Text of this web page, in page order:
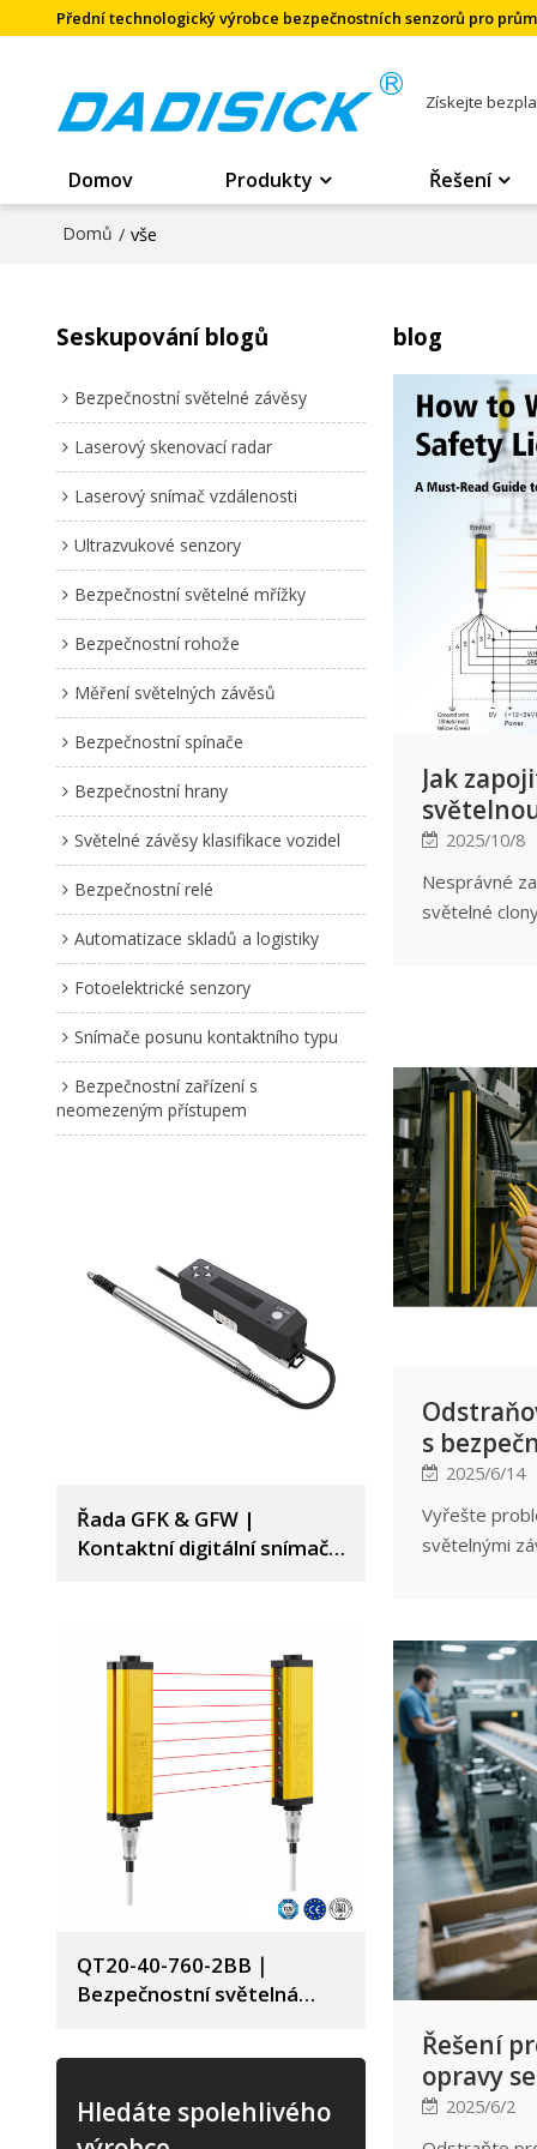
Přední technologický výrobce bezpečnostních senzorů pro
Získejte
Domov Produkty Řešení
Domů / vše
Seskupování blogů
Bezpečnostní světelné závěsy
Laserový skenovací radar
Laserový snímač vzdálenosti
Ultrazvukové senzory
Bezpečnostní světelné mřížky
Bezpečnostní rohože
Měření světelných závěsů
Bezpečnostní spínače
Bezpečnostní hrany
Světelné závěsy klasifikace vozidel
Bezpečnostní relé
Automatizace skladů a logistiky
Fotoelektrické senzory
Snímače posunu kontaktního typu
Bezpečnostní zařízení s
neomezeným přístupem
Řada GFK & GFW |
Kontaktní digitální snímač
QT20-40-760-2BB｜
Bezpečnostní světelná
Hledáte spolehlivého
blog
Jak
NPN/
2025/10/8
Nesprávné
světelné
přijímače,
výstupu NPN
otevřené a
obvody,
zapojením a
použití –
komplexní
s
Běžné
řešení
2025/6/14
Vyřešte
světelnými
paprsku a
zajistili
Řešení
opravy
Edge:
2025/6/2